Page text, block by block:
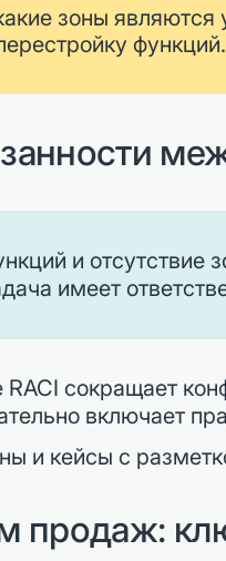
зоны
функций.
и отсутствие
имеет
сокращает
включает
и кейсы с
продаж: